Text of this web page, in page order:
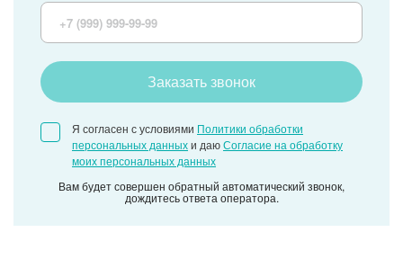
Заказать звонок
Я согласен с условиями Политики обработки
персональных данныхи даюСогласие на обработку
моих персональных данных
Вам будет совершен обратный автоматический звонок,
дождитесь ответа оператора.